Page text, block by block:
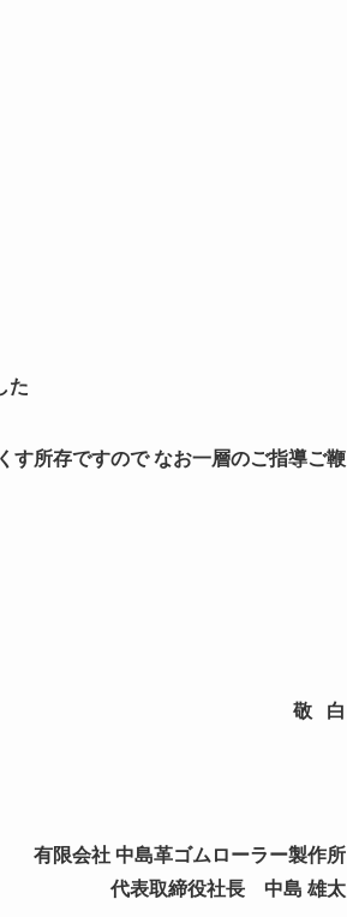
た
す所存ですので なお一層のご指導ご鞭
敬 白
有限会社 中島革ゴムローラー製作所
長 中島 雄太